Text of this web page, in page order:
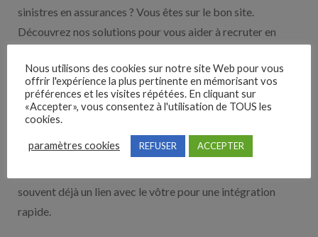
sinistres en assurances ? Vous êtes sur le bon site.
Découvrez nos solutions pour vous aider à recruter en
Nos solutions entreprises
Découvrez nos partenaires ! Moteurs de recherches,
multidiffuseurs, sites payant… nombreux sont nos
souvent déjà un lien avec le vôtre pour une intégration
rapide.
Nous utilisons des cookies sur notre site Web pour vous
offrir l'expérience la plus pertinente en mémorisant vos
préférences et les visites répétées. En cliquant sur
«Accepter», vous consentez à l'utilisation de TOUS les
cookies.
paramètres cookies REFUSER ACCEPTER